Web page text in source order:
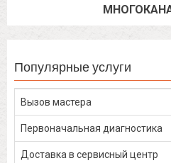
Популярные услуги
Вызов мастера
Первоначальная диагностика
Доставка в сервисный центр